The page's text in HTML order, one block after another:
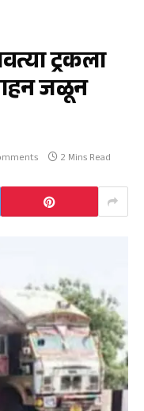
ट्रकला
जळून
2 Mins Read